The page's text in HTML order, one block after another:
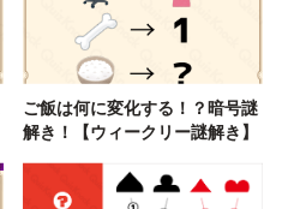
ご飯は何に変化する！？暗号謎
解き！【ウィークリー謎解き】